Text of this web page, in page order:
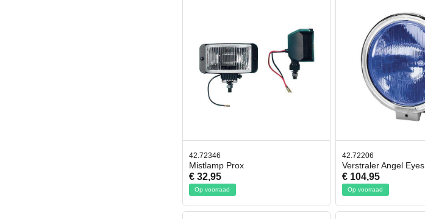
42.72346
Mistlamp Prox
€ 32,95
Op voorraad
42.72206
Verstraler Angel Eyes
€ 104,95
Op voorraad